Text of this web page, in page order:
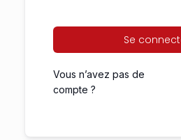
Se
Vous n’avez pas de
compte ?